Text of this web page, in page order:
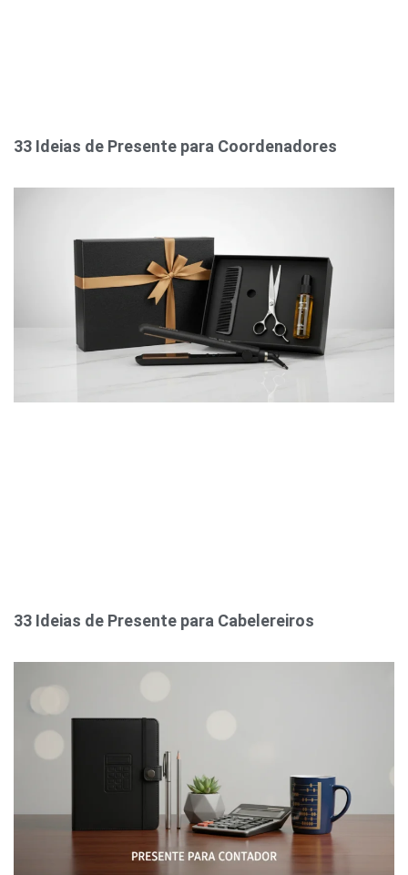
33 Ideias de Presente para Coordenadores
33 Ideias de Presente para Cabelereiros